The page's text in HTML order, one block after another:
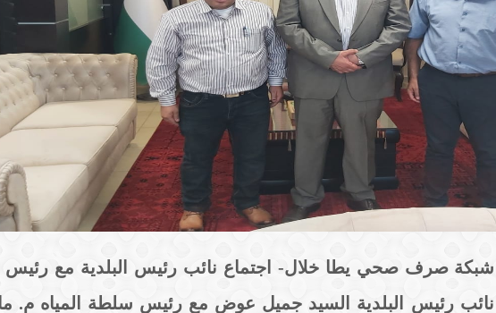
صرف صحي يطا خلال- اجتماع نائب رئيس البلدية مع رئيس
٢٠٢٢/٧/٢٥ - اجتمع نائب رئيس البلدية السيد جميل عوض مع رئيس سلطة المياه